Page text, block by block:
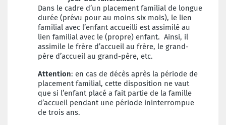
Dans le cadre d’un placement familial de longue
durée (prévu pour au moins six mois), le lien
familial avec l’enfant accueilli est assimilé au
lien familial avec le (propre) enfant. Ainsi, il
assimile le frère d’accueil au frère, le grand-
père d’accueil au grand-père, etc.
Attention: en cas de décès après la période de
placement familial, cette disposition ne vaut
que si l’enfant placé a fait partie de la famille
d’accueil pendant une période ininterrompue
de trois ans.